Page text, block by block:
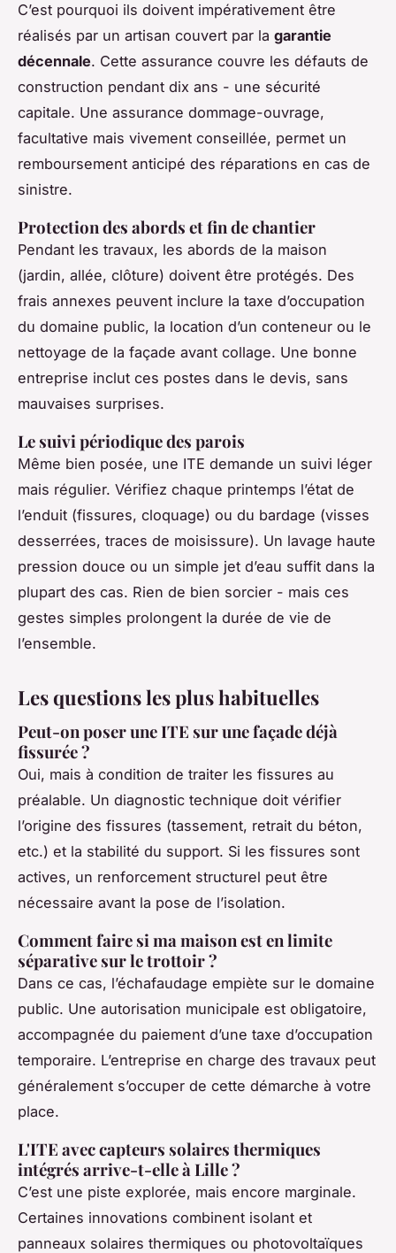
C’est pourquoi ils doivent impérativement être
réalisés par un artisan couvert par la garantie
décennale. Cette assurance couvre les défauts de
construction pendant dix ans - une sécurité
capitale. Une assurance dommage-ouvrage,
facultative mais vivement conseillée, permet un
remboursement anticipé des réparations en cas de
sinistre.
Protection des abords et fin de chantier
Pendant les travaux, les abords de la maison
(jardin, allée, clôture) doivent être protégés. Des
frais annexes peuvent inclure la taxe d’occupation
du domaine public, la location d’un conteneur ou le
nettoyage de la façade avant collage. Une bonne
entreprise inclut ces postes dans le devis, sans
mauvaises surprises.
Le suivi périodique des parois
Même bien posée, une ITE demande un suivi léger
mais régulier. Vérifiez chaque printemps l’état de
l’enduit (fissures, cloquage) ou du bardage (visses
desserrées, traces de moisissure). Un lavage haute
pression douce ou un simple jet d’eau suffit dans la
plupart des cas. Rien de bien sorcier - mais ces
gestes simples prolongent la durée de vie de
l’ensemble.
Les questions les plus habituelles
Peut-on poser une ITE sur une façade déjà
fissurée ?
Oui, mais à condition de traiter les fissures au
préalable. Un diagnostic technique doit vérifier
l’origine des fissures (tassement, retrait du béton,
etc.) et la stabilité du support. Si les fissures sont
actives, un renforcement structurel peut être
nécessaire avant la pose de l’isolation.
Comment faire si ma maison est en limite
séparative sur le trottoir ?
Dans ce cas, l’échafaudage empiète sur le domaine
public. Une autorisation municipale est obligatoire,
accompagnée du paiement d’une taxe d’occupation
temporaire. L’entreprise en charge des travaux peut
généralement s’occuper de cette démarche à votre
place.
L'ITE avec capteurs solaires thermiques
intégrés arrive-t-elle à Lille ?
C’est une piste explorée, mais encore marginale.
Certaines innovations combinent isolant et
panneaux solaires thermiques ou photovoltaïques